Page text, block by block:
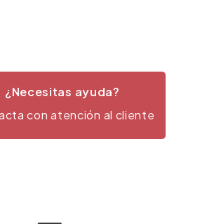
¿Necesitas ayuda?
con atención al cliente